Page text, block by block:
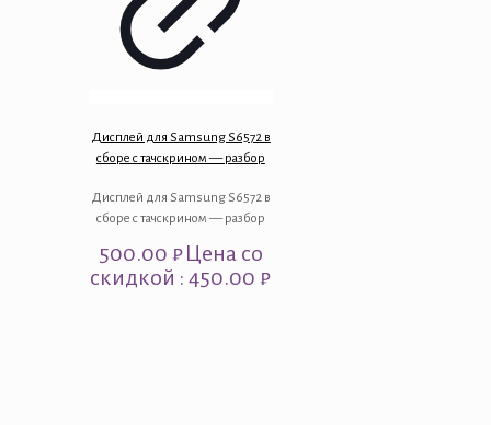
Дисплей для Samsung S6572 в
сборе с тачскрином — разбор
Дисплей для Samsung S6572 в
сборе с тачскрином — разбор
500.00 ₽Цена со
скидкой : 450.00 ₽